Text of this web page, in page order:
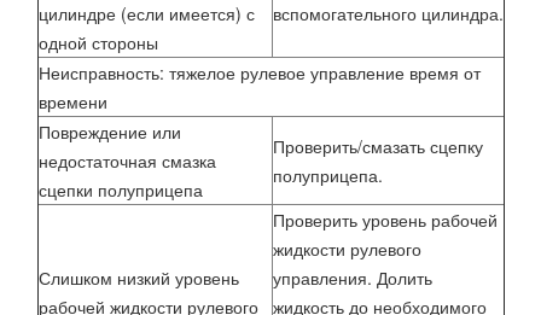
цилиндре (если имеется) с
одной стороны
вспомогательного цилиндра.
Неисправность: тяжелое рулевое управление время от
времени
Повреждение или
недостаточная смазка
сцепки полуприцепа
Проверить/смазать сцепку
полуприцепа.
Слишком низкий уровень
рабочей жидкости рулевого
Проверить уровень рабочей
жидкости рулевого
управления. Долить
жидкость до необходимого